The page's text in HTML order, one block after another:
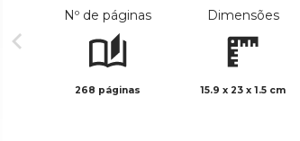
Nº de páginas
268 páginas
Dimensões
15.9 x 23 x 1.5 cm